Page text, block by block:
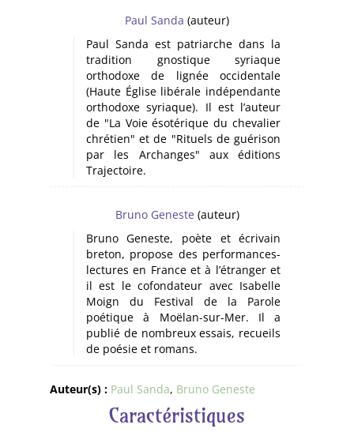
Paul Sanda (auteur)
Paul Sanda est patriarche dans la
tradition gnostique syriaque
orthodoxe de lignée occidentale
(Haute Église libérale indépendante
orthodoxe syriaque). Il est l’auteur
de "La Voie ésotérique du chevalier
chrétien" et de "Rituels de guérison
par les Archanges" aux éditions
Trajectoire.
Bruno Geneste (auteur)
Bruno Geneste, poète et écrivain
breton, propose des performances-
lectures en France et à l’étranger et
il est le cofondateur avec Isabelle
Moign du Festival de la Parole
poétique à Moëlan-sur-Mer. Il a
publié de nombreux essais, recueils
de poésie et romans.
Auteur(s) : Paul Sanda, Bruno Geneste
Caractéristiques